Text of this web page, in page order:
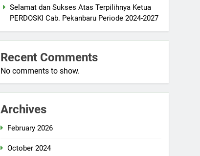
Selamat dan Sukses Atas Terpilihnya Ketua
PERDOSKI Cab. Pekanbaru Periode 2024-2027
Recent Comments
No comments to show.
Archives
February 2026
October 2024